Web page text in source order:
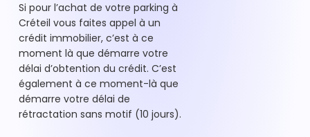
Si pour l’achat de votre parking à
Créteil vous faites appel à un
crédit immobilier, c’est à ce
moment là que démarre votre
délai d’obtention du crédit. C’est
également à ce moment-là que
démarre votre délai de
rétractation sans motif (10 jours).